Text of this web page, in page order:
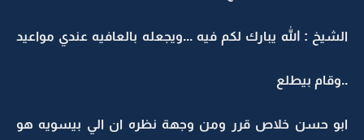
الشيخ : الله يبارك لكم فيه ...ويجعله بالعافيه عندي مواعيد
..وقام بيطلع
ابو حسن خلاص قرر ومن وجهة نظره ان الي بيسويه هو